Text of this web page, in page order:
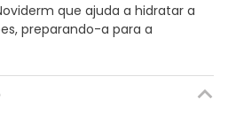
que ajuda a hidratar a
preparando-a para a